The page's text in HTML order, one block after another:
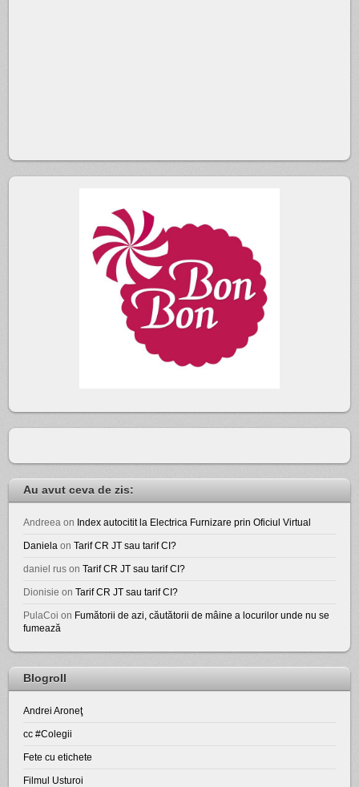
Au avut ceva de zis:
Andreea on Index autocitit la Electrica Furnizare prin Oficiul Virtual
Daniela onTarif CR JT sau tarif CI?
daniel rus onTarif CR JT sau tarif CI?
Dionisie onTarif CR JT sau tarif CI?
PulaCoi on Fumătorii de azi, căutătorii de mâine a locurilor unde nu se
fumează
Blogroll
Andrei Aroneţ
cc #Colegii
Fete cu etichete
Filmul Usturoi